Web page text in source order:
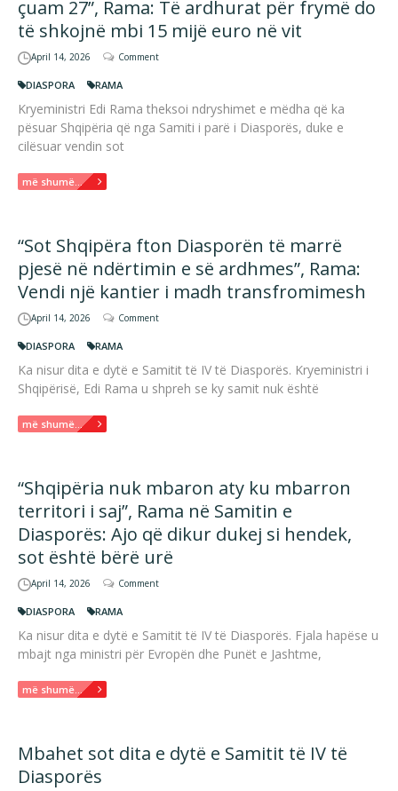
çuam 27”, Rama: Të ardhurat për frymë do
të shkojnë mbi 15 mijë euro në vit
April 14, 2026 Comment
DIASPORA RAMA
Kryeministri Edi Rama theksoi ndryshimet e mëdha që ka
pësuar Shqipëria që nga Samiti i parë i Diasporës, duke e
cilësuar vendin sot
më shumë...
“Sot Shqipëra fton Diasporën të marrë
pjesë në ndërtimin e së ardhmes”, Rama:
Vendi një kantier i madh transfromimesh
April 14, 2026 Comment
DIASPORA RAMA
Ka nisur dita e dytë e Samitit të IV të Diasporës. Kryeministri i
Shqipërisë, Edi Rama u shpreh se ky samit nuk është
më shumë...
“Shqipëria nuk mbaron aty ku mbarron
territori i saj”, Rama në Samitin e
Diasporës: Ajo që dikur dukej si hendek,
sot është bërë urë
April 14, 2026 Comment
DIASPORA RAMA
Ka nisur dita e dytë e Samitit të IV të Diasporës. Fjala hapëse u
mbajt nga ministri për Evropën dhe Punët e Jashtme,
më shumë...
Mbahet sot dita e dytë e Samitit të IV të
Diasporës